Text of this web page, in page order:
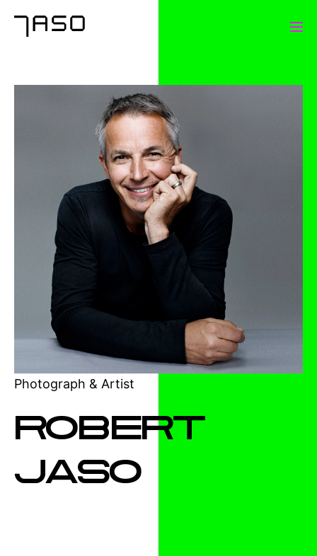
Photograph & Artist
ROBERT
JASO